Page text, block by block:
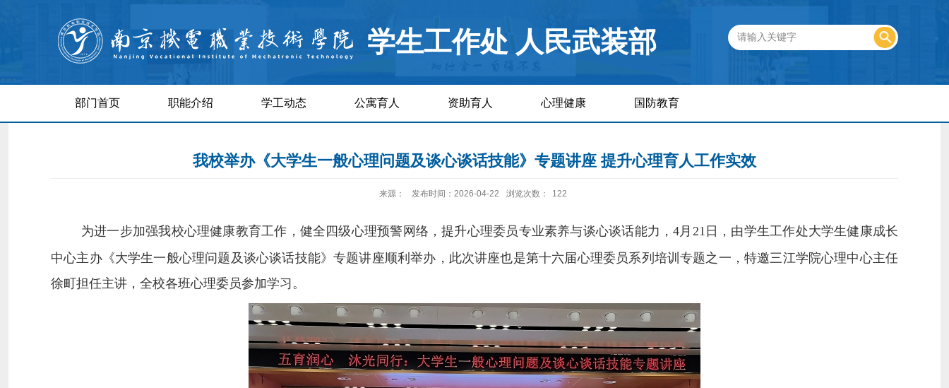
学生工作处 人民武装部
部门首页 职能介绍 学工动态 公寓育人 资助育人 心理健康 国防教育
我校举办《大学生一般心理问题及谈心谈话技能》专题讲座 提升心理育人工作实效
来源： 发布时间：2026-04-22 浏览次数： 122
为进一步加强我校心理健康教育工作，健全 四级心理预警网络，提升心理委员专业素养与谈心谈话能力，4月 21日 ， 由学生工作处大学生健康成长
中心主办《大学生一般心理问题及谈心谈话技能》专题讲座顺利举办 ， 此次讲座也是第十六届心理委员系列培训专题之一 ， 特邀三江学院心理中心主任
徐町担任主讲，全校各班心理委员参加学习。